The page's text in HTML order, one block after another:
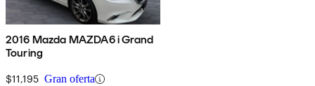
2016 Mazda MAZDA6 i Grand
Touring
$11,195 Gran oferta